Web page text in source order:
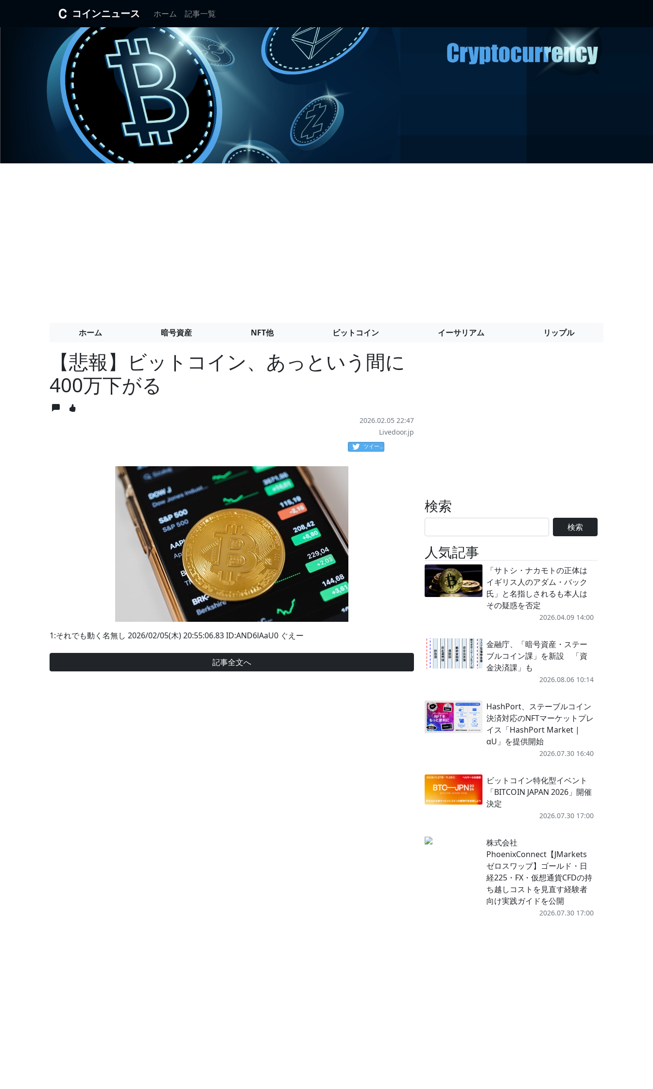
コインニュース ホーム 記事一覧
ホーム 暗号資産 NFT他 ビットコイン イーサリアム リップル
【悲報】ビットコイン、あっという間に
400万下がる
2026.02.05 22:47
Livedoor.jp
ツイート
1:それでも動く名無し 2026/02/05(木) 20:55:06.83 ID:AND6lAaU0 ぐえー
記事全文へ
検索
検索
人気記事
「サトシ・ナカモトの正体は
イギリス人のアダム・バック
氏」と名指しされるも本人は
その疑惑を否定
2026.04.09 14:00
金融庁、「暗号資産・ステー
ブルコイン課」を新設 「資
金決済課」も
2026.08.06 10:14
HashPort、ステーブルコイン
決済対応のNFTマーケットプレ
イス「HashPort Market |
αU」を提供開始
2026.07.30 16:40
ビットコイン特化型イベント
「BITCOIN JAPAN 2026」開催
決定
2026.07.30 17:00
株式会社
PhoenixConnect【JMarkets
ゼロスワップ】ゴールド・日
経225・FX・仮想通貨CFDの持
ち越しコストを見直す経験者
向け実践ガイドを公開
2026.07.30 17:00